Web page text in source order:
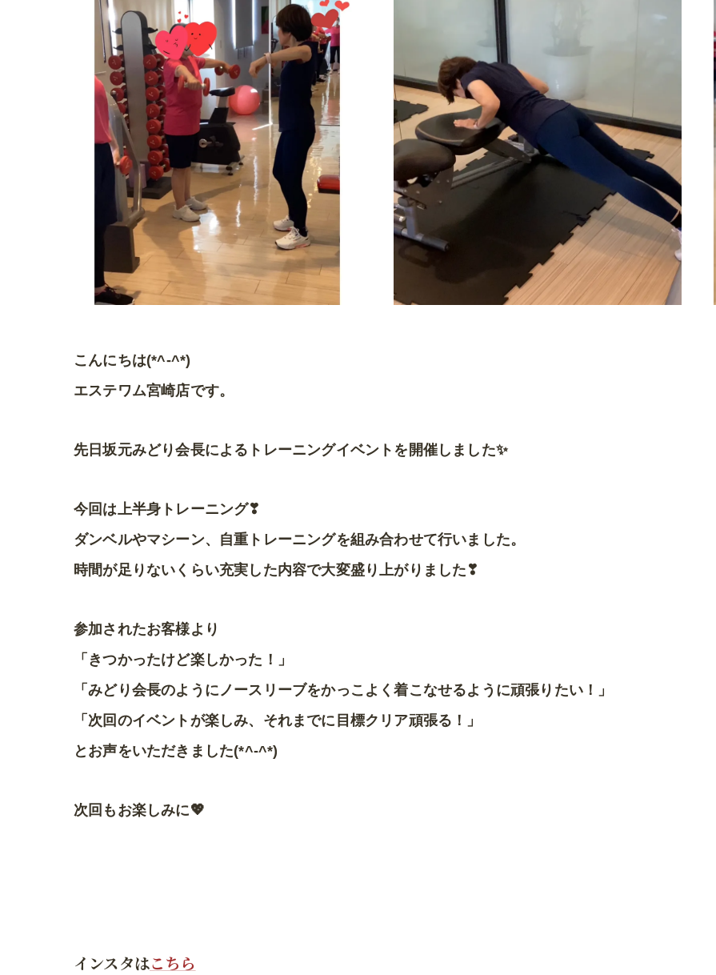
こんにちは(*^-^*)
エステワム宮崎店です。
先日坂元みどり会長によるトレーニングイベントを開催しました✨
今回は上半身トレーニング❣
ダンベルやマシーン、自重トレーニングを組み合わせて行いました。
時間が足りないくらい充実した内容で大変盛り上がりました❣
参加されたお客様より
「きつかったけど楽しかった！」
「みどり会長のようにノースリーブをかっこよく着こなせるように頑張りたい！」
「​​​​​​次回のイベントが楽しみ、それまでに目標クリア頑張る！」
とお声をいただきました(*^-^*)
次回もお楽しみに💖
インスタはこちら